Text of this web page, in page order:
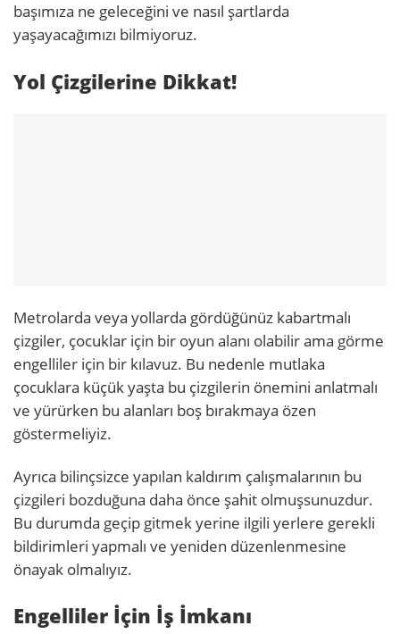
başımıza ne geleceğini ve nasıl şartlarda
yaşayacağımızı bilmiyoruz.
Yol Çizgilerine Dikkat!
Metrolarda veya yollarda gördüğünüz kabartmalı
çizgiler, çocuklar için bir oyun alanı olabilir ama görme
engelliler için bir kılavuz. Bu nedenle mutlaka
çocuklara küçük yaşta bu çizgilerin önemini anlatmalı
ve yürürken bu alanları boş bırakmaya özen
göstermeliyiz.
Ayrıca bilinçsizce yapılan kaldırım çalışmalarının bu
çizgileri bozduğuna daha önce şahit olmuşsunuzdur.
Bu durumda geçip gitmek yerine ilgili yerlere gerekli
bildirimleri yapmalı ve yeniden düzenlenmesine
önayak olmalıyız.
Engelliler İçin İş İmkanı